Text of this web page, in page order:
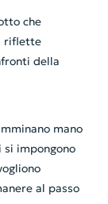
che
riflette
della
mano
impongono
al passo